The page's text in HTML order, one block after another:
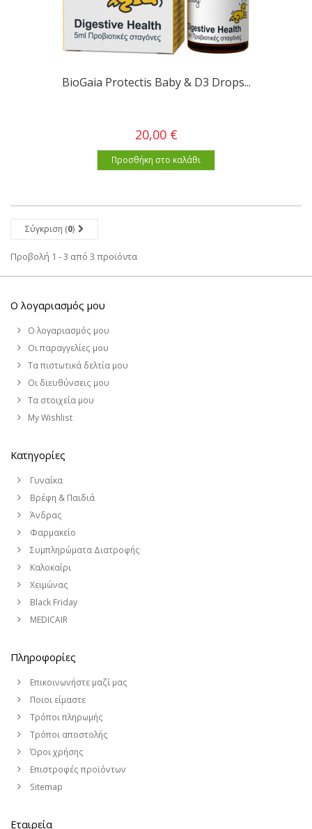
BioGaia Protectis Baby & D3 Drops...
20,00 €
Προσθήκη στο καλάθι
Σύγκριση (0)
Προβολή 1 - 3 από 3 προϊόντα
Ο λογαριασμός μου
Ο λογαριασμός μου
Οι παραγγελίες μου
Τα πιστωτικά δελτία μου
Οι διευθύνσεις μου
Τα στοιχεία μου
My Wishlist
Κατηγορίες
Γυναίκα
Βρέφη & Παιδιά
Άνδρας
Φαρμακείο
Συμπληρώματα Διατροφής
Καλοκαίρι
Χειμώνας
Black Friday
MEDICAIR
Πληροφορίες
Επικοινωνήστε μαζί μας
Ποιοι είμαστε
Τρόποι πληρωμής
Τρόποι αποστολής
Όροι χρήσης
Επιστροφές προϊόντων
Sitemap
Εταιρεία